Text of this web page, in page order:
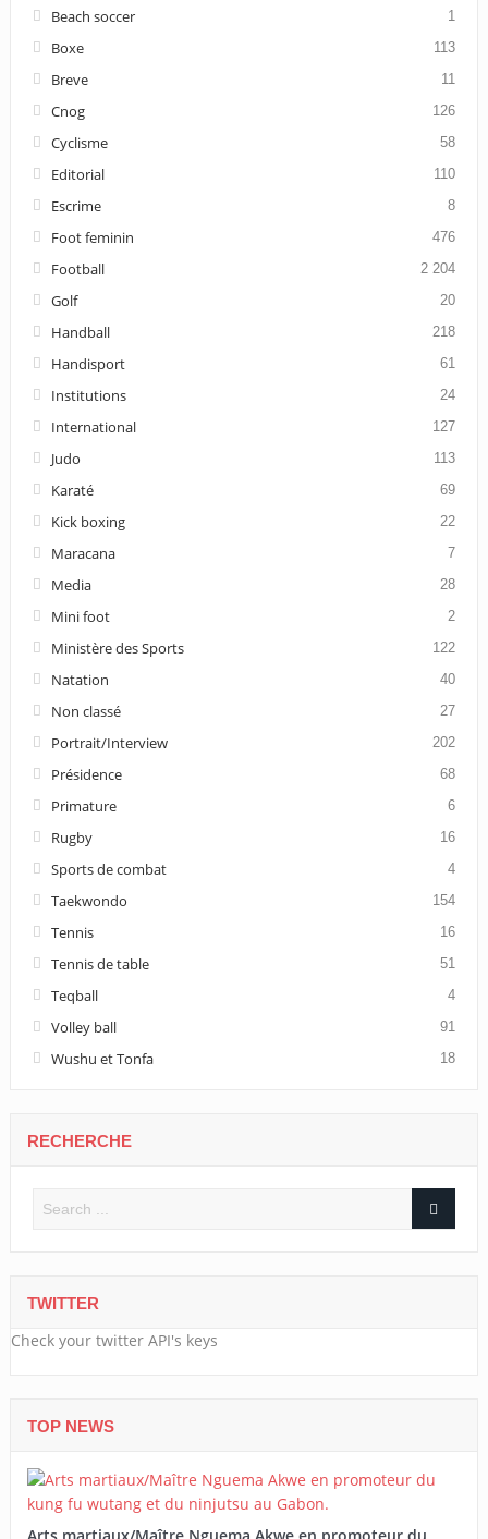
Beach soccer 1
Boxe 113
Breve 11
Cnog 126
Cyclisme 58
Editorial 110
Escrime 8
Foot feminin 476
Football 2 204
Golf 20
Handball 218
Handisport 61
Institutions 24
International 127
Judo 113
Karaté 69
Kick boxing 22
Maracana 7
Media 28
Mini foot 2
Ministère des Sports 122
Natation 40
Non classé 27
Portrait/Interview 202
Présidence 68
Primature 6
Rugby 16
Sports de combat 4
Taekwondo 154
Tennis 16
Tennis de table 51
Teqball 4
Volley ball 91
Wushu et Tonfa 18
RECHERCHE
TWITTER
Check your twitter API's keys
TOP NEWS